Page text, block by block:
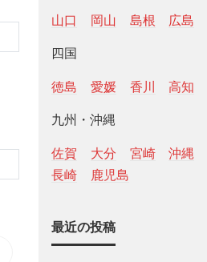
山口 岡山 島根 広島
四国
徳島 愛媛 香川 高知
九州・沖縄
佐賀 大分 宮崎 沖縄
長崎
鹿児島
最近の投稿